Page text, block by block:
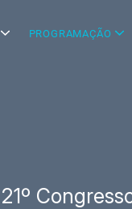
PROGRAMAÇÃO
21º